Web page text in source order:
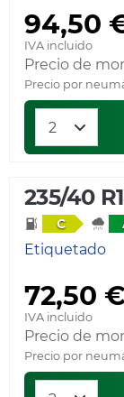
94,50
IVA incluido
Precio de
Precio por
235/40
C
Etiquetado
72,50
IVA incluido
Precio de
Precio por